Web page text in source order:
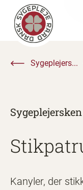
Sygeplejers...
Sygeplejersken
Kanyler, der